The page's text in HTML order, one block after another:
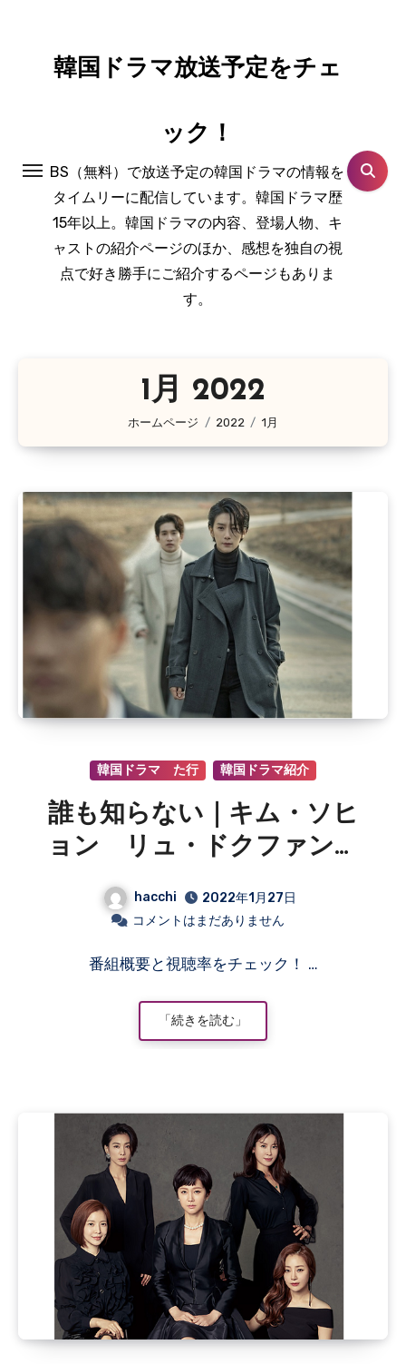
韓国ドラマ放送予定をチェ
ック！
BS（無料）で放送予定の韓国ドラマの情報を
タイムリーに配信しています。韓国ドラマ歴
15年以上。韓国ドラマの内容、登場人物、キ
ャストの紹介ページのほか、感想を独自の視
点で好き勝手にご紹介するページもありま
す。
1月 2022
ホームページ 2022 1月
韓国ドラマ た行 韓国ドラマ紹介
誰も知らない｜キム・ソヒ
ョン リュ・ドクファン
hacchi
2022年1月27日
コメントはまだありません
番組概要と視聴率をチェック！ …
「続きを読む」